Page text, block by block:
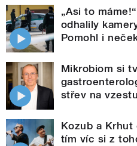
„Asi to
odhalily
Pomohl i
Mikrobiom si
střev na
Kozub a Krhut
tím víc si z